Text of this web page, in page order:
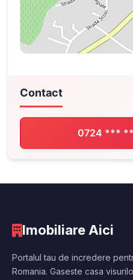
Contact
0724 ***
Imobiliare Aici
Portalul tau de incredere
Romania. Gaseste casa